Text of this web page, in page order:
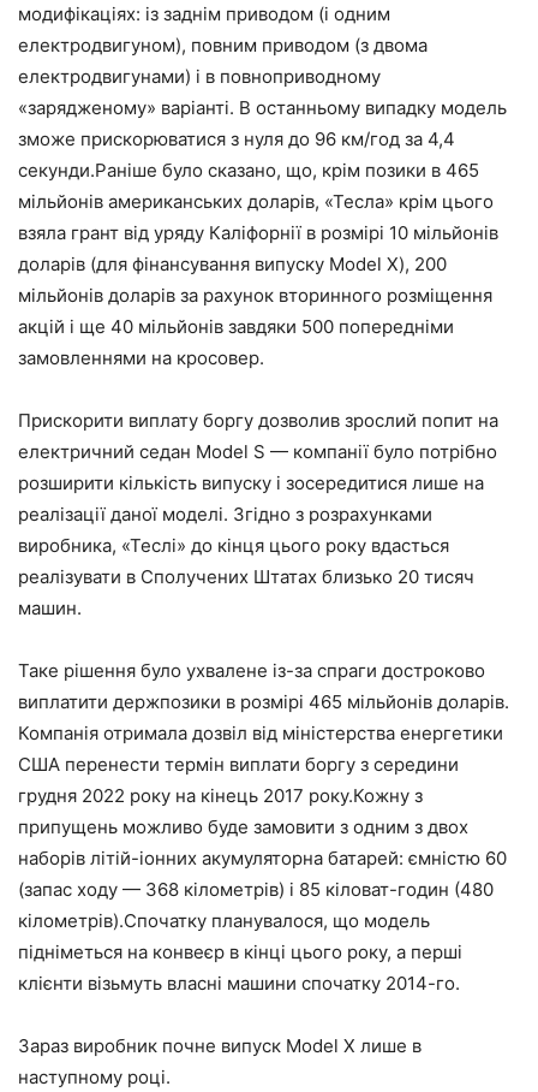
модифікаціях: із заднім приводом (і одним
електродвигуном), повним приводом (з двома
електродвигунами) і в повноприводному
«зарядженому» варіанті. В останньому випадку модель
зможе прискорюватися з нуля до 96 км/год за 4,4
секунди.Раніше було сказано, що, крім позики в 465
мільйонів американських доларів, «Тесла» крім цього
взяла грант від уряду Каліфорнії в розмірі 10 мільйонів
доларів (для фінансування випуску Model X), 200
мільйонів доларів за рахунок вторинного розміщення
акцій і ще 40 мільйонів завдяки 500 попередніми
замовленнями на кросовер.
Прискорити виплату боргу дозволив зрослий попит на
електричний седан Model S — компанії було потрібно
розширити кількість випуску і зосередитися лише на
реалізації даної моделі. Згідно з розрахунками
виробника, «Теслі» до кінця цього року вдасться
реалізувати в Сполучених Штатах близько 20 тисяч
машин.
Таке рішення було ухвалене із-за спраги достроково
виплатити держпозики в розмірі 465 мільйонів доларів.
Компанія отримала дозвіл від міністерства енергетики
США перенести термін виплати боргу з середини
грудня 2022 року на кінець 2017 року.Кожну з
припущень можливо буде замовити з одним з двох
наборів літій-іонних акумуляторна батарей: ємністю 60
(запас ходу — 368 кілометрів) і 85 кіловат-годин (480
кілометрів).Спочатку планувалося, що модель
підніметься на конвеєр в кінці цього року, а перші
клієнти візьмуть власні машини спочатку 2014-го.
Зараз виробник почне випуск Model X лише в
наступному році.